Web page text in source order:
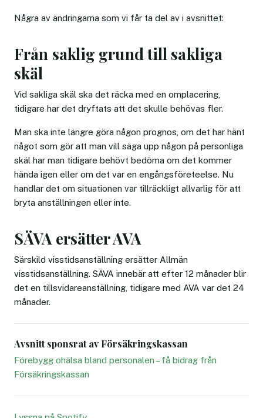
Några av ändringarna som vi får ta del av i avsnittet:
Från saklig grund till sakliga
skäl
Vid sakliga skäl ska det räcka med en omplacering,
tidigare har det dryftats att det skulle behövas fler.
Man ska inte längre göra någon prognos, om det har hänt
något som gör att man vill säga upp någon på personliga
skäl har man tidigare behövt bedöma om det kommer
hända igen eller om det var en engångsföreteelse. Nu
handlar det om situationen var tillräckligt allvarlig för att
bryta anställningen eller inte.
SÄVA ersätter AVA
Särskild visstidsanställning ersätter Allmän
visstidsanställning. SÄVA innebär att efter 12 månader blir
det en tillsvidareanställning, tidigare med AVA var det 24
månader.
Avsnitt sponsrat av Försäkringskassan
Förebygg ohälsa bland personalen – få bidrag från
Försäkringskassan